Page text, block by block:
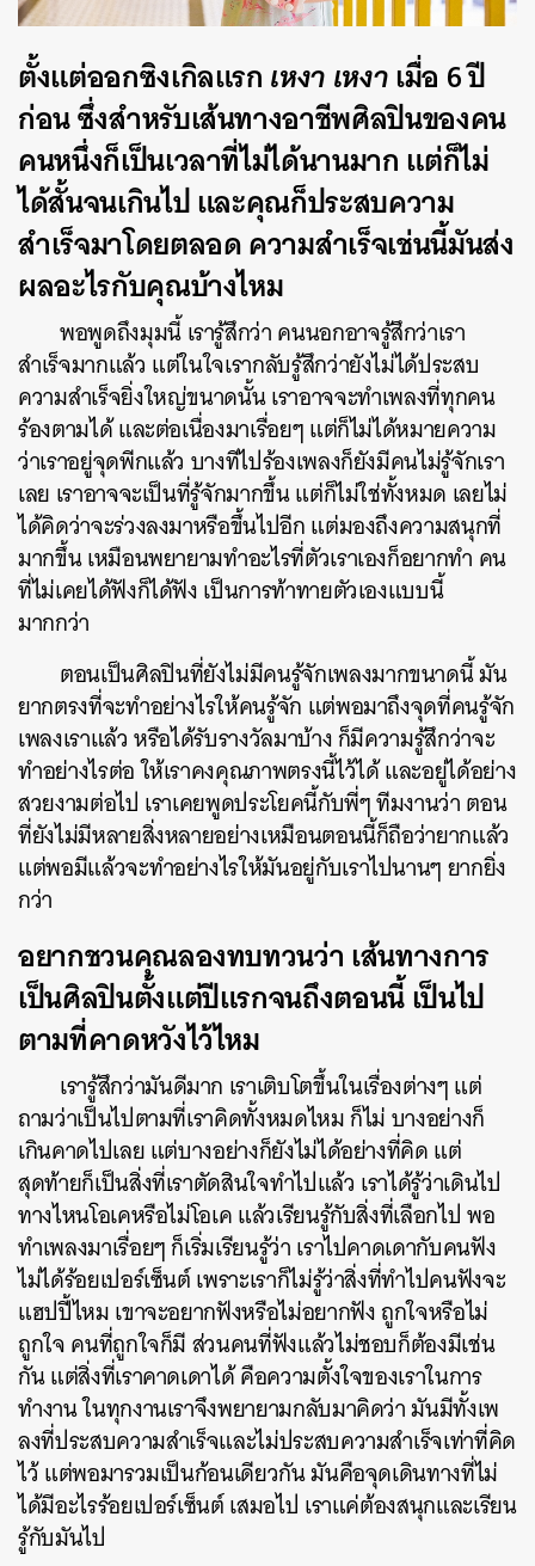
ตั้งแต่ออกซิงเกิลแรกเหงา เหงาเมื่อ 6 ปี
ก่อน ซึ่งสำหรับเส้นทางอาชีพศิลปินของคน
คนหนึ่งก็เป็นเวลาที่ไม่ได้นานมาก แต่ก็ไม่
ได้สั้นจนเกินไป และคุณก็ประสบความ
สำเร็จมาโดยตลอด ความสำเร็จเช่นนี้มันส่ง
ผลอะไรกับคุณบ้างไหม
พอพูดถึงมุมนี้ เรารู้สึกว่า คนนอกอาจรู้สึกว่าเรา
สำเร็จมากแล้ว แต่ในใจเรากลับรู้สึกว่ายังไม่ได้ประสบ
ความสำเร็จยิ่งใหญ่ขนาดนั้น เราอาจจะทำเพลงที่ทุกคน
ร้องตามได้ และต่อเนื่องมาเรื่อยๆ แต่ก็ไม่ได้หมายความ
ว่าเราอยู่จุดพีกแล้ว บางทีไปร้องเพลงก็ยังมีคนไม่รู้จักเรา
เลย เราอาจจะเป็นที่รู้จักมากขึ้น แต่ก็ไม่ใช่ทั้งหมด เลยไม่
ได้คิดว่าจะร่วงลงมาหรือขึ้นไปอีก แต่มองถึงความสนุกที่
มากขึ้น เหมือนพยายามทำอะไรที่ตัวเราเองก็อยากทำ คน
ที่ไม่เคยได้ฟังก็ได้ฟัง เป็นการท้าทายตัวเองแบบนี้
มากกว่า
ตอนเป็นศิลปินที่ยังไม่มีคนรู้จักเพลงมากขนาดนี้ มัน
ยากตรงที่จะทำอย่างไรให้คนรู้จัก แต่พอมาถึงจุดที่คนรู้จัก
เพลงเราแล้ว หรือได้รับรางวัลมาบ้าง ก็มีความรู้สึกว่าจะ
ทำอย่างไรต่อ ให้เราคงคุณภาพตรงนี้ไว้ได้ และอยู่ได้อย่าง
สวยงามต่อไป เราเคยพูดประโยคนี้กับพี่ๆ ทีมงานว่า ตอน
ที่ยังไม่มีหลายสิ่งหลายอย่างเหมือนตอนนี้ก็ถือว่ายากแล้ว
แต่พอมีแล้วจะทำอย่างไรให้มันอยู่กับเราไปนานๆ ยากยิ่ง
กว่า
อยากชวนคุณลองทบทวนว่า เส้นทางการ
เป็นศิลปินตั้งแต่ปีแรกจนถึงตอนนี้ เป็นไป
ตามที่คาดหวังไว้ไหม
เรารู้สึกว่ามันดีมาก เราเติบโตขึ้นในเรื่องต่างๆ แต่
ถามว่าเป็นไปตามที่เราคิดทั้งหมดไหม ก็ไม่ บางอย่างก็
เกินคาดไปเลย แต่บางอย่างก็ยังไม่ได้อย่างที่คิด แต่
สุดท้ายก็เป็นสิ่งที่เราตัดสินใจทำไปแล้ว เราได้รู้ว่าเดินไป
ทางไหนโอเคหรือไม่โอเค แล้วเรียนรู้กับสิ่งที่เลือกไป พอ
ทำเพลงมาเรื่อยๆ ก็เริ่มเรียนรู้ว่า เราไปคาดเดากับคนฟัง
ไม่ได้ร้อยเปอร์เซ็นต์ เพราะเราก็ไม่รู้ว่าสิ่งที่ทำไปคนฟังจะ
แฮปปี้ไหม เขาจะอยากฟังหรือไม่อยากฟัง ถูกใจหรือไม่
ถูกใจ คนที่ถูกใจก็มี ส่วนคนที่ฟังแล้วไม่ชอบก็ต้องมีเช่น
กัน แต่สิ่งที่เราคาดเดาได้ คือความตั้งใจของเราในการ
ทำงาน ในทุกงานเราจึงพยายามกลับมาคิดว่า มันมีทั้งเพ
ลงที่ประสบความสำเร็จและไม่ประสบความสำเร็จเท่าที่คิด
ไว้ แต่พอมารวมเป็นก้อนเดียวกัน มันคือจุดเดินทางที่ไม่
ได้มีอะไรร้อยเปอร์เซ็นต์ เสมอไป เราแค่ต้องสนุกและเรียน
รู้กับมันไป